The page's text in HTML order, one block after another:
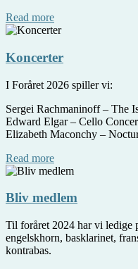
Read more
Koncerter
I Foråret 2026 spiller vi:
Sergei Rachmaninoff – The
Edward Elgar – Cello
Elizabeth Maconchy –
Read more
Bliv medlem
Til foråret 2024 har vi ledige
engelskhorn, basklarinet,
kontrabas.